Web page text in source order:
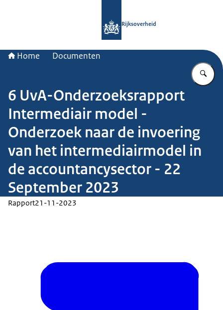
Rijksoverheid
Home Documenten
6 UvA-Onderzoeksrapport
Intermediair model -
Onderzoek naar de invoering
van het intermediairmodel in
de accountancysector - 22
September 2023
Rapport21-11-2023